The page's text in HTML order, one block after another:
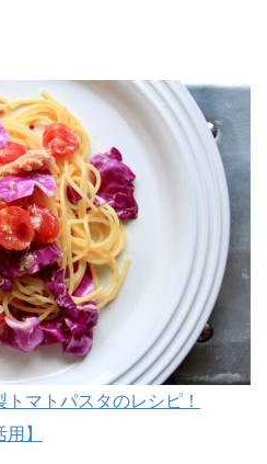
マトパスタのレシピ！
】